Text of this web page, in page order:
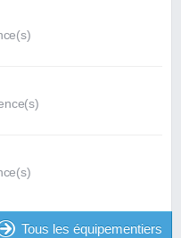
Tous les équipementiers